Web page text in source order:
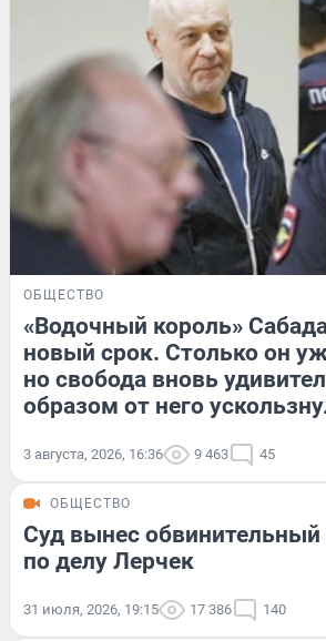
ОБЩЕСТВО
«Водочный король»
новый срок. Столько он
но свобода вновь
образом от него
3 августа, 2026, 16:36 9 463 45
ОБЩЕСТВО
Суд вынес обвинительный
по делу Лерчек
31 июля, 2026, 19:15 17 386 140